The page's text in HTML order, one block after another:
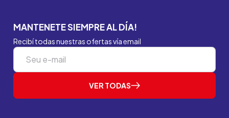
MANTENETE SIEMPRE AL DÍA!
Recibí todas nuestras ofertas vía email
VER TODAS